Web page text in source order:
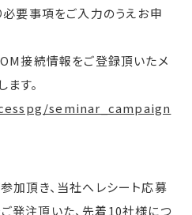
要事項をご入力のうえお申
接続情報をご登録頂いたメ
す。
seminar_campaign
加頂き、当社へレシート応募
発注頂いた、先着10社様につ